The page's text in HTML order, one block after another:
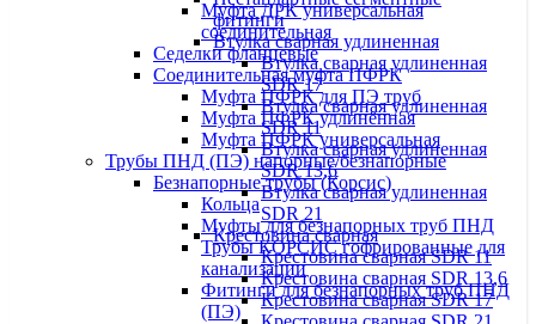
Муфта ДРК универсальная
соединительная
Седелки фланцевые
Соединительная муфта ПФРК
Муфта ПФРК для ПЭ труб
Муфта ПФРК удлинённая
Муфта ПФРК универсальная
Трубы ПНД (ПЭ) напорные/безнапорные
Безнапорные трубы (Корсис)
Кольца
Муфты для безнапорных труб ПНД
Трубы КОРСИС гофрированные для
канализации
Фитинги для безнапорных труб ПНД
(ПЭ)
фитинги
Втулка сварная удлиненная
Втулка сварная удлиненная
SDR 17
Втулка сварная удлиненная
SDR 11
Втулка сварная удлиненная
SDR 13,6
Втулка сварная удлиненная
SDR 21
Крестовина сварная
Крестовина сварная SDR 11
Крестовина сварная SDR 13,6
Крестовина сварная SDR 17